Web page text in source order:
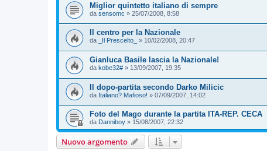
Miglior quintetto italiano di sempre
da sensomc » 25/07/2008, 8:58
Il centro per la Nazionale
da _Il Prescelto_ » 10/02/2008, 20:47
Gianluca Basile lascia la Nazionale!
da kobe32# » 13/09/2007, 19:35
Il dopo-partita secondo Darko Milicic
da Italiano? Mafioso! » 07/09/2007, 14:02
Foto del Mago durante la partita ITA-REP. CECA
da Danniboy » 15/08/2007, 22:32
Nuovo argomento